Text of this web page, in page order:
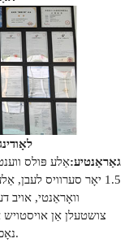
גאַראַנטיע:אַלע פּולס
צושטעלן אַן
נאָכדעם וואָס מיר באַקומען די דעפעקטיווע פּראָדוקטן.